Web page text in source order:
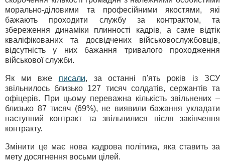
морально-діловими та професійними якостями, які
бажають проходити службу за контрактом, та
збереження динаміки плинності кадрів, а саме відтік
кваліфікованих та досвідчених військовослужбовців,
відсутність у них бажання тривалого проходження
військової служби.
Як ми вже писали, за останні п'ять років із ЗСУ
звільнилось близько 127 тисяч солдатів, сержантів та
офіцерів. При цьому переважна кількість звільнених –
близько 87 тисяч (69%), не виявили бажання укладати
наступний контракт та звільнилися після закінчення
контракту.
Змінити це має нова кадрова політика, яка ставить за
мету досягнення восьми цілей.